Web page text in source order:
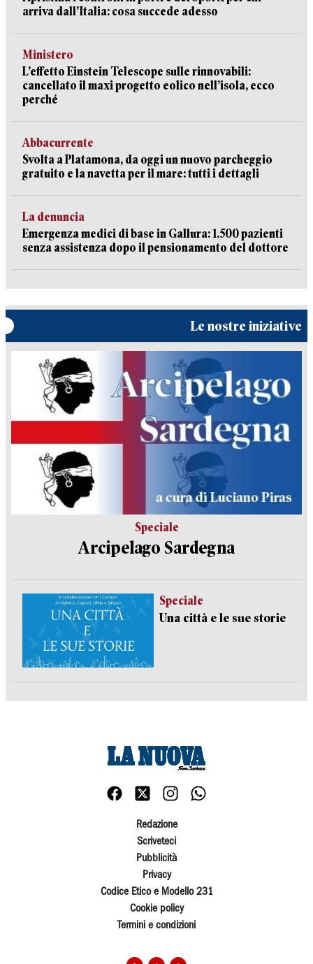
arriva dall’Italia: cosa succede adesso
Ministero
L’effetto Einstein Telescope sulle rinnovabili:
cancellato il maxi progetto eolico nell’isola, ecco
perché
Abbacurrente
Svolta a Platamona, da oggi un nuovo parcheggio
gratuito e la navetta per il mare: tutti i dettagli
La denuncia
Emergenza medici di base in Gallura: 1.500 pazienti
senza assistenza dopo il pensionamento del dottore
Le nostre iniziative
Speciale
Arcipelago Sardegna
Speciale
Una città e le sue storie
Redazione
Scriveteci
Pubblicità
Privacy
Codice Etico e Modello 231
Cookie policy
Termini e condizioni